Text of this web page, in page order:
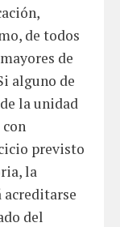
de todos
de
alguno de
la unidad
previsto
la
acreditarse
del